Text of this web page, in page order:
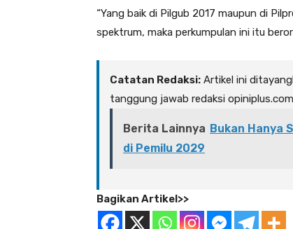
“Yang baik di Pilgub 2017 maupun di
spektrum, maka perkumpulan ini itu
Catatan Redaksi: Artikel ini
tanggung jawab redaksi
Berita Lainnya Bukan Hanya
di Pemilu 2029
Bagikan Artikel>>